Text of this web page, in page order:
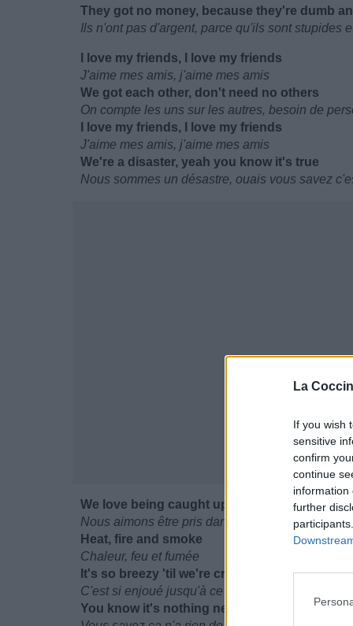
La
If you wish
sensitive
confirm
continue
information
further
They got no money, because they're dumb
Ils n'ont pas d'argent, parce qu'ils sont stupides
I love my friends, I love my friends
J'aime mes amis, j'aime mes amis
We got each other, don't need no others
On compte les uns sur les autres, besoin de
I love my friends, I love my friends
J'aime mes amis, j'aime mes amis
We're a disaster, yeah you know it's true
Nous sommes un désastre, ouais vous savez
We love being caught up in the action
Nous aimons être pris dans l'action
Heat, fire and smoke
Chaleur, feu et fumée
It's so breezy 'til we're crashin' and I'm all
C'est si enjoué jusqu'à ce qu'on se crashe et que
You know it's nothing new, yeah we've been